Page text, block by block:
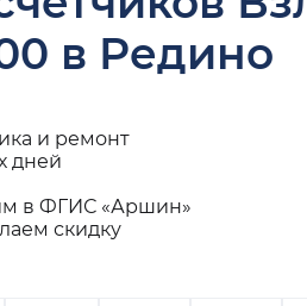
в Редино
и ремонт
дней
в ФГИС «Аршин»
скидку